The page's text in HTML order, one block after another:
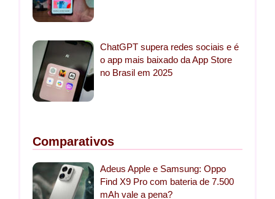
ChatGPT supera redes sociais e é
o app mais baixado da App Store
no Brasil em 2025
Comparativos
Adeus Apple e Samsung: Oppo
Find X9 Pro com bateria de 7.500
mAh vale a pena?